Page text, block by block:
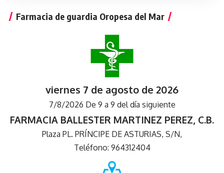
Farmacia de guardia Oropesa del Mar
viernes 7 de agosto de 2026
7/8/2026 De 9 a 9 del día siguiente
FARMACIA BALLESTER MARTINEZ PEREZ, C.B.
Plaza PL. PRÍNCIPE DE ASTURIAS, S/N,
Teléfono: 964312404